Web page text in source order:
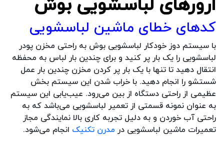
کدهای خطای ماشین لباسشویی
با سیستم دوز خودکار لباسشویی بوش به راحتی مخزن پودر
لباسشویی را یک بار پر کنید و برای چندین بار لباس به محفظه
انتقال دهید تا تنها با یک بار پر کردن مخزن چندین بار عمل
شستشو را انجام دهید. با خراب شدن این سیستم بخش
عظیمی از راحتی دستگاه از بین می‌رود. عیب‌یابی این سیستم
به عنوان نمونه قسمتی از تعمیر لباسشویی می‌باشد که به
راحتی آب خوردن و به دلیل تجربه کاری بالا نمایندگی مجاز
تعمیرات ماشین لباسشویی در مدرن تکنیک انجام می‌شود.